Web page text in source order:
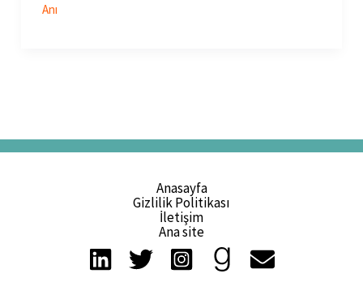
Anı
Anasayfa
Gizlilik Politikası
İletişim
Ana site